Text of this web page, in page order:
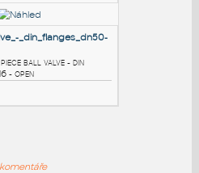
_pe_-_50mm:
closed - pe - 50mm